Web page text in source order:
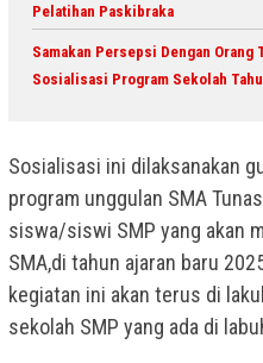
Pelatihan Paskibraka
Samakan Persepsi Dengan Orang
Sosialisasi Program Sekolah
Sosialisasi ini dilaksanakan
program unggulan SMA
siswa/siswi SMP yang akan
SMA,di tahun ajaran baru
kegiatan ini akan terus di
sekolah SMP yang ada di